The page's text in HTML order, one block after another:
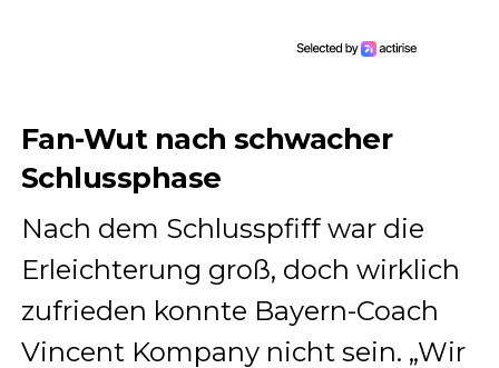
Fan-Wut nach schwacher
Schlussphase
Nach dem Schlusspfiff war die
Erleichterung groß, doch wirklich
zufrieden konnte Bayern-Coach
Vincent Kompany nicht sein. „Wir